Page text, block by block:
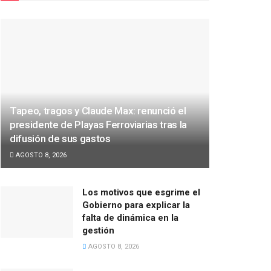
Tapeo, tragos y Claude Max: renunció el
presidente de Playas Ferroviarias tras la
difusión de sus gastos
AGOSTO 8, 2026
Los motivos que esgrime el
Gobierno para explicar la
falta de dinámica en la
gestión
AGOSTO 8, 2026